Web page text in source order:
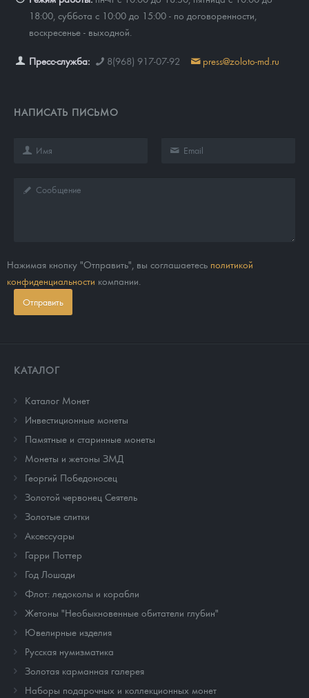
18:00, суббота с 10:00 до 15:00 - по договоренности,
воскресенье - выходной.
Пресс-служба: 8(968) 917-07-92 press@zoloto-md.ru
НАПИСАТЬ ПИСЬМО
Нажимая кнопку "Отправить", вы соглашаетесь политикой
конфиденциальности компании.
Отправить
КАТАЛОГ
Каталог Монет
Инвестиционные монеты
Памятные и старинные монеты
Монеты и жетоны ЗМД
Георгий Победоносец
Золотой червонец Сеятель
Золотые слитки
Аксессуары
Гарри Поттер
Год Лошади
Флот: ледоколы и корабли
Жетоны "Необыкновенные обитатели глубин"
Ювелирные изделия
Русская нумизматика
Золотая карманная галерея
Наборы подарочных и коллекционных монет